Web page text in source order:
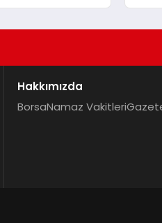
Hakkımızda
BorsaNamaz Vakitleri